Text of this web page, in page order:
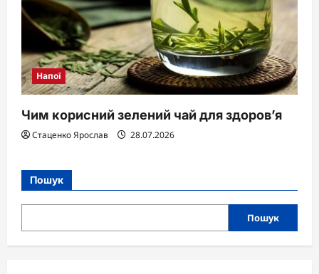
Напої
Чим корисний зелений чай для здоров’я
Стаценко Ярослав 28.07.2026
Пошук
Пошук